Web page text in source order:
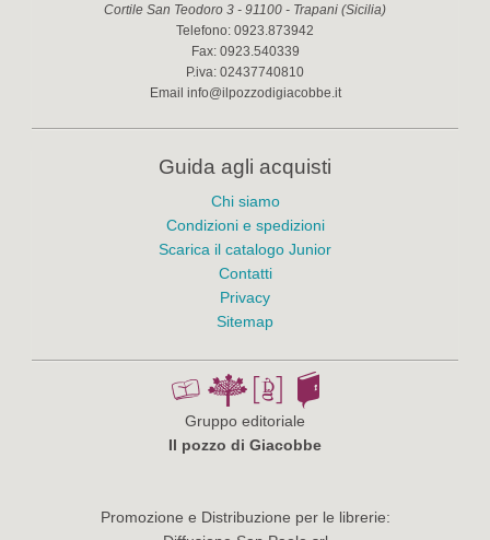
Cortile San Teodoro 3 - 91100 - Trapani (Sicilia)
Telefono: 0923.873942
Fax: 0923.540339
P.iva: 02437740810
Email info@ilpozzodigiacobbe.it
Guida agli acquisti
Chi siamo
Condizioni e spedizioni
Scarica il catalogo Junior
Contatti
Privacy
Sitemap
Gruppo editoriale
Il pozzo di Giacobbe
Promozione e Distribuzione per le librerie: